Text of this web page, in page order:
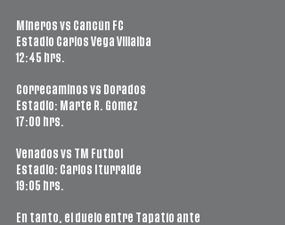
Mineros vs Cancún FC
Estadio Carlos Vega Villalba
12:45 hrs.
Correcaminos vs Dorados
Estadio: Marte R. Gómez
17:00 hrs.
Venados vs TM Futbol
Estadio: Carlos Iturralde
19:05 hrs.
En tanto, el duelo entre Tapatío ante